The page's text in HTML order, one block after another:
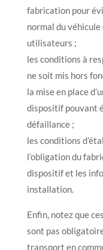
fabrication pour
normal du
utilisateurs ;
les conditions à
ne soit mis hors
la mise en place
dispositif pouvant
défaillance ;
les conditions
l’obligation du
dispositif et les
installation.
Enfin, notez que
sont pas
transport en